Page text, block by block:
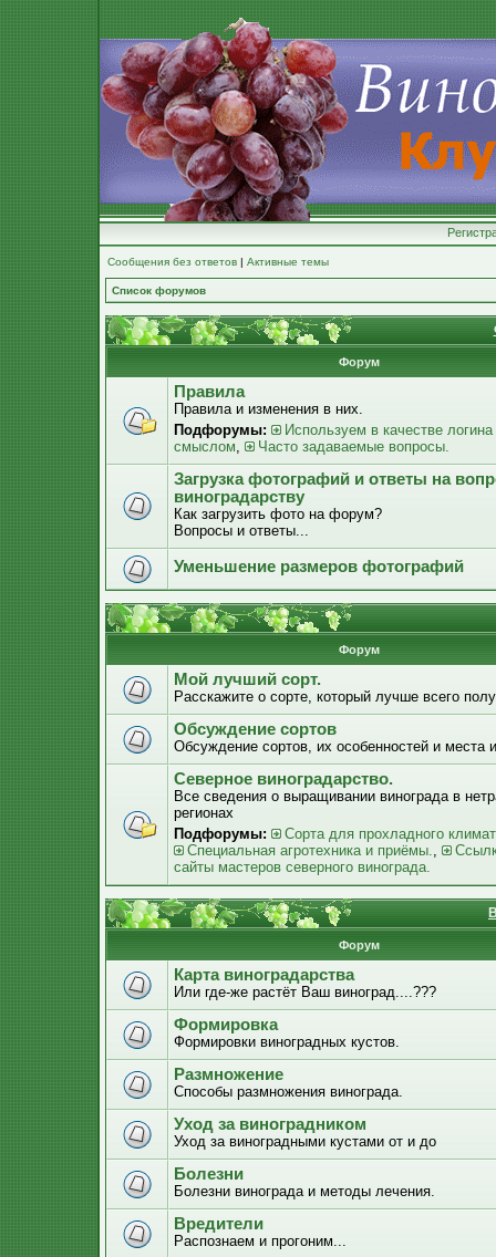
Сообщения без ответов | Активные темы
Список форумов
Форум
Правила
Правила и изменения в них.
Подфорумы:
Используем в качестве
смыслом, Часто задаваемые вопросы.
Загрузка фотографий и ответы на
виноградарству
Как загрузить фото на форум?
Вопросы и ответы...
Уменьшение размеров фотографий
Форум
Мой лучший сорт.
Расскажите о сорте, который лучше всего
Обсуждение сортов
Обсуждение сортов, их особенностей и места
Северное виноградарство.
Все сведения о выращивании винограда в
регионах
Подфорумы:
Сорта для прохладного
Специальная агротехника и приёмы.,
сайты мастеров северного винограда.
Форум
Карта виноградарства
Или где-же растёт Ваш виноград....???
Формировка
Формировки виноградных кустов.
Размножение
Способы размножения винограда.
Уход за виноградником
Уход за виноградными кустами от и до
Болезни
Болезни винограда и методы лечения.
Вредители
Распознаем и прогоним...